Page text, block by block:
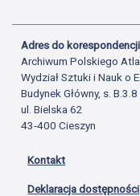
Adres do
Archiwum Polskiego
Wydział Sztuki i Nauk o
Budynek Główny, s. B.3.8
ul. Bielska 62
43-400 Cieszyn
Kontakt
Deklaracja dostępności